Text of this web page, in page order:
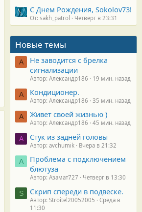
С Днем Рождения, Sokolov73!
От: sakh_patrol Четверг в 23:31
Новые темы
А
Не заводится с брелка
сигнализации
Автор: Александр186 19 мин. назад
А Кондиционер.
Автор: Александр186 35 мин. назад
А Живет своей жизнью )
Автор: Александр186 45 мин. назад
A Стук из задней головы
Автор: avchumik Вчера в 21:32
А
Проблема с подключением
блютуза
Автор: Азамат727 Четверг в 13:30
S Скрип спереди в подвеске.
Автор: Stroitel20052005
Среда в
11:30